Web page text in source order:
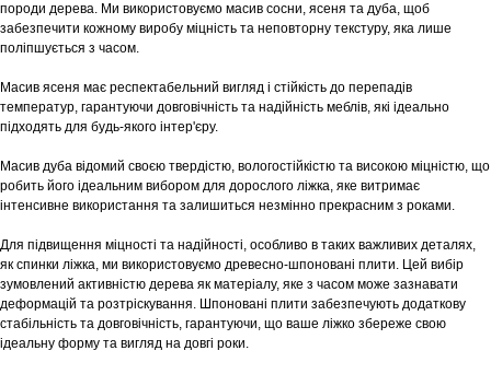
породи дерева. Ми використовуємо масив сосни, ясеня та дуба, щоб
забезпечити кожному виробу міцність та неповторну текстуру, яка лише
поліпшується з часом.
Масив ясеня має респектабельний вигляд і стійкість до перепадів
температур, гарантуючи довговічність та надійність меблів, які ідеально
підходять для будь-якого інтер'єру.
Масив дуба відомий своєю твердістю, вологостійкістю та високою міцністю, що
робить його ідеальним вибором для дорослого ліжка, яке витримає
інтенсивне використання та залишиться незмінно прекрасним з роками.
Для підвищення міцності та надійності, особливо в таких важливих деталях,
як спинки ліжка, ми використовуємо древесно-шпоновані плити. Цей вибір
зумовлений активністю дерева як матеріалу, яке з часом може зазнавати
деформацій та розтріскування. Шпоновані плити забезпечують додаткову
стабільність та довговічність, гарантуючи, що ваше ліжко збереже свою
ідеальну форму та вигляд на довгі роки.
Шоурум
Tekstura
Заплануйте візит у простір створений
для вас